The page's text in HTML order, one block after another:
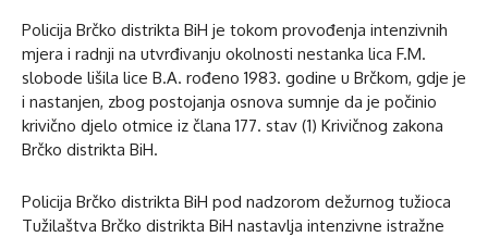
Policija Brčko distrikta BiH je tokom provođenja intenzivnih
mjera i radnji na utvrđivanju okolnosti nestanka lica F.M.
slobode lišila lice B.A. rođeno 1983. godine u Brčkom, gdje je
i nastanjen, zbog postojanja osnova sumnje da je počinio
krivično djelo otmice iz člana 177. stav (1) Krivičnog zakona
Brčko distrikta BiH.
Policija Brčko distrikta BiH pod nadzorom dežurnog tužioca
Tužilaštva Brčko distrikta BiH nastavlja intenzivne istražne